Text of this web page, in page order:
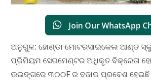
Join Our WhatsApp
ଅନୁଗୁଳ: ହୋଣ୍ଡା ମୋଟରସାଇକେଲ ଆଣ୍ଡ
ପ୍ରିମିୟମ ସେଗମେଣ୍ଟର ଅଧିକୃତ ବିକ୍ରେତା
ଉଇଙ୍ଗରେ ୩୦୦F ର ବଜାର ପ୍ରବେଶ